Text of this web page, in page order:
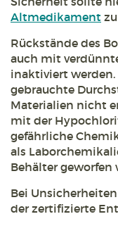
Altmedikament
Rückstände des
auch mit
inaktiviert
gebrauchte
Materialien nicht
mit der
gefährliche
als
Behälter geworfen
Bei
der zertifizierte